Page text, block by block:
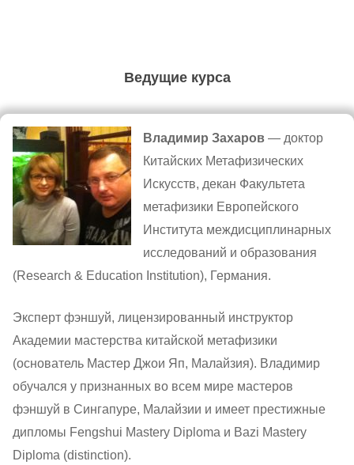
Ведущие курса
Владимир Захаров — доктор
Китайских Метафизических
Искусств, декан Факультета
метафизики Европейского
Института междисциплинарных
исследований и образования
(Research & Education Institution), Германия.
Эксперт фэншуй, лицензированный инструктор
Академии мастерства китайской метафизики
(основатель Мастер Джои Яп, Малайзия). Владимир
обучался у признанных во всем мире мастеров
фэншуй в Сингапуре, Малайзии и имеет престижные
дипломы Fengshui Mastery Diploma и Bazi Mastery
Diploma (distinction).